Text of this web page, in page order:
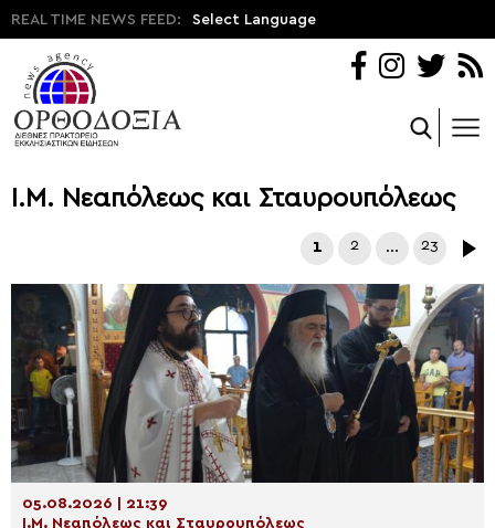
REAL TIME NEWS FEED: Select Language
Ι.Μ. Νεαπόλεως και Σταυρουπόλεως
1 2 … 23
05.08.2026 | 21:39
Ι.Μ. Νεαπόλεως και Σταυρουπόλεως